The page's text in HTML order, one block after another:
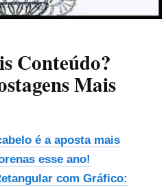
Conteúdo?
Mais
é a aposta mais
esse ano!
com Gráfico: